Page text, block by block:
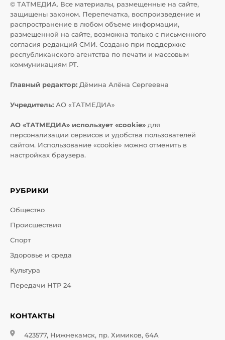
© ТАТМЕДИА. Все материалы, размещенные на сайте,
защищены законом. Перепечатка, воспроизведение и
распространение в любом объеме информации,
размещенной на сайте, возможна только с письменного
согласия редакций СМИ. Создано при поддержке
республиканского агентства по печати и массовым
коммуникациям РТ.
Главный редактор: Дёмина Алёна Сергеевна
Учредитель: АО «ТАТМЕДИА»
АО «ТАТМЕДИА» использует «cookie» для
персонализации сервисов и удобства пользователей
сайтом. Использование «cookie» можно отменить в
настройках браузера.
РУБРИКИ
Общество
Происшествия
Спорт
Здоровье и среда
Культура
Передачи НТР 24
КОНТАКТЫ
423577, Нижнекамск, пр. Химиков, 64А